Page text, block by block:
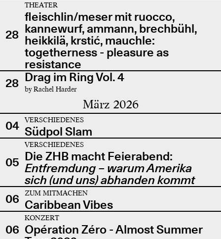
28
THEATER
fleischlin/meser mit ruocco,
kannewurf, ammann, brechbühl,
heikkilä, krstić, mauchle:
togetherness - pleasure as
resistance
28 Drag im Ring Vol. 4
by Rachel Harder
März 2026
04 VERSCHIEDENES
Südpol Slam
05
VERSCHIEDENES
Die ZHB macht Feierabend:
Entfremdung – warum Amerika
sich (und uns) abhanden kommt
06
ZUM MITMACHEN
Caribbean Vibes
06
KONZERT
Opération Zéro - Almost Summer